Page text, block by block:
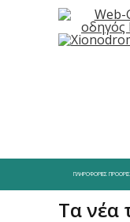
ΠΛΗΡΟΦΟΡΊΕΣ
Τα νέα